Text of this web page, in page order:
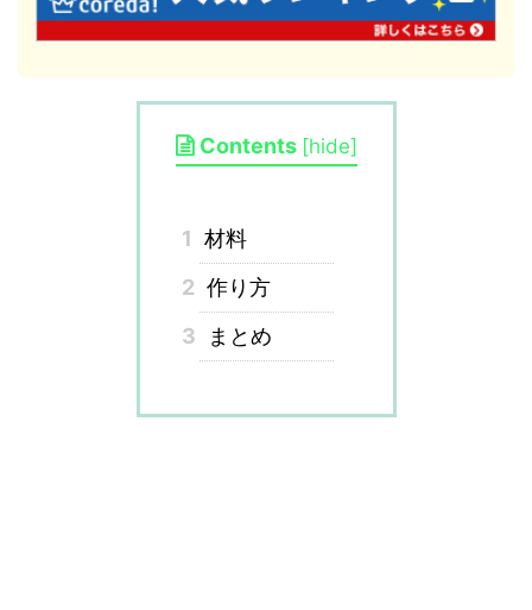
Contents [hide]
1 材料
2 作り方
3
まとめ